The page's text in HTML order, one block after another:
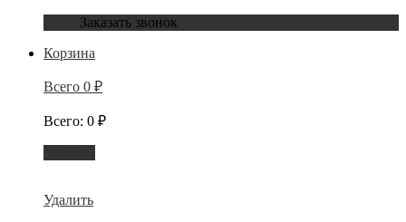
Заказать звонок
Корзина
Всего 0 ₽
Всего: 0 ₽
Удалить